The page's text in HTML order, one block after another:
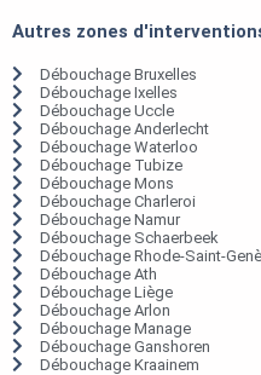
Autres zones
Débouchage Bruxelles
Débouchage Ixelles
Débouchage Uccle
Débouchage Anderlecht
Débouchage Waterloo
Débouchage Tubize
Débouchage Mons
Débouchage Charleroi
Débouchage Namur
Débouchage Schaerbeek
Débouchage Rhode-Saint-
Débouchage Ath
Débouchage Liège
Débouchage Arlon
Débouchage Manage
Débouchage Ganshoren
Débouchage Kraainem